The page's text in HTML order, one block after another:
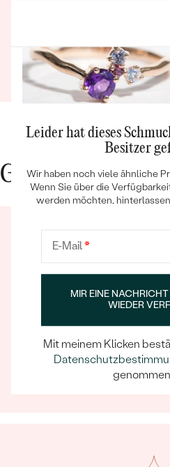
ANSEHEN
individuellen und nachhaltigen
ist Eppi meine Empfehlung!
Verifizierter Kunde
12.09.2022
Ganze
Gute Gründe für
sich darauf verlassen, dass
dass schon die Auswahl
einem
Leider hat dieses
Besitzer
Wir haben noch viele ähnliche
Wenn Sie über die
werden möchten,
E-Mail*
MIR EINE
WIEDER
Mit meinem Klicken